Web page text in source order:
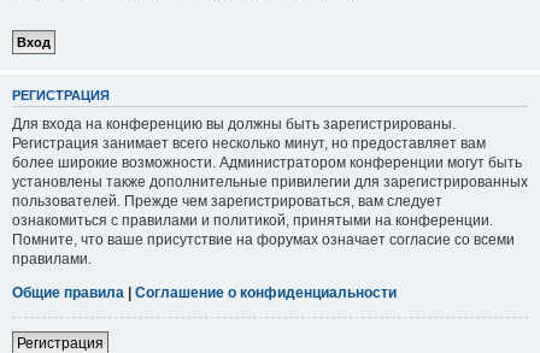
РЕГИСТРАЦИЯ
Для входа на конференцию вы должны быть зарегистрированы.
Регистрация занимает всего несколько минут, но предоставляет вам
более широкие возможности. Администратором конференции могут быть
установлены также дополнительные привилегии для зарегистрированных
пользователей. Прежде чем зарегистрироваться, вам следует
ознакомиться с правилами и политикой, принятыми на конференции.
Помните, что ваше присутствие на форумах означает согласие со всеми
правилами.
Общие правила | Соглашение о конфиденциальности
Регистрация